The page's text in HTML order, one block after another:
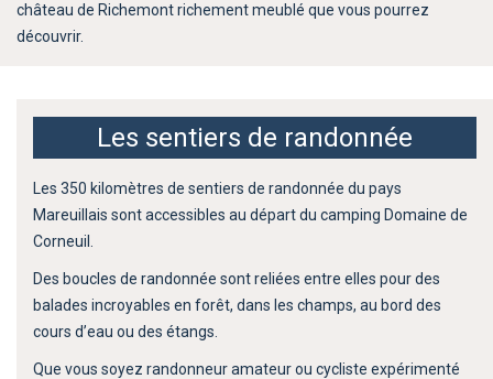
château de Richemont richement meublé que vous pourrez
découvrir.
Les sentiers de randonnée
Les 350 kilomètres de sentiers de randonnée du pays
Mareuillais sont accessibles au départ du camping Domaine de
Corneuil.
Des boucles de randonnée sont reliées entre elles pour des
balades incroyables en forêt, dans les champs, au bord des
cours d’eau ou des étangs.
Que vous soyez randonneur amateur ou cycliste expérimenté